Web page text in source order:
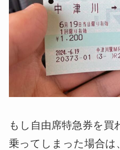
もし自由席特急券を
乗ってしまった場合は